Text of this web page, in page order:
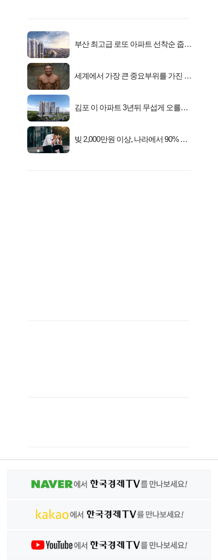
부산 최고급 로또 아파트 선착순 줍줍
세계에서 가장 큰 중요부위를 가진 남
김포 이 아파트 3년뒤 무섭게 오를겁
빚 2,000만원 이상, 나라에서 90% 갚